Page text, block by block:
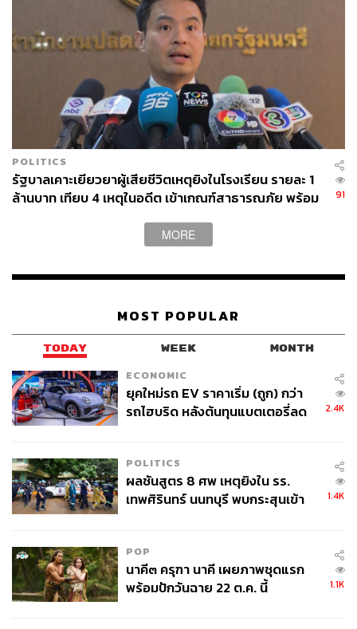
ABOUT THE AUTHOR
ณรงค์กร มโนจันทร์เพ็ญ
Content Creator กองบรรณาธิการข่าว THE
STANDARD
POLITICS
รัฐบาลเคาะเยียวยาผู้เสียชีวิตเหตุยิงในโรงเรียน รายละ 1
ล้านบาท เทียบ 4 เหตุในอดีต เข้าเกณฑ์สาธารณภัย พร้อม
91
MORE
MOST POPULAR
TODAY WEEK MONTH
ECONOMIC
ยุคใหม่รถ EV ราคาเริ่ม (ถูก) กว่า
รถไฮบริด หลังต้นทุนแบตเตอรี่ลด
2.4K
POLITICS
ผลชันสูตร 8 ศพ เหตุยิงใน รร.
เทพศิรินทร์ นนทบุรี พบกระสุนเข้า
1.4K
POP
นาคี๓ ครุฑา นาคี เผยภาพชุดแรก
พร้อมปักวันฉาย 22 ต.ค. นี้
1.1K